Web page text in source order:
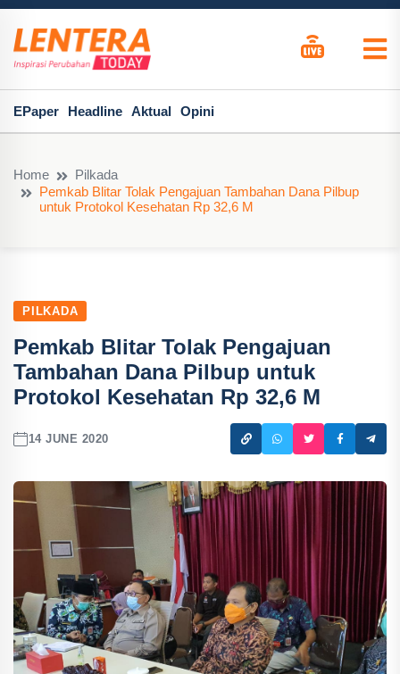
EPaper Headline Aktual Opini
Home
Pilkada
Pemkab Blitar Tolak Pengajuan Tambahan Dana Pilbup
untuk Protokol Kesehatan Rp 32,6 M
PILKADA
Pemkab Blitar Tolak Pengajuan
Tambahan Dana Pilbup untuk
Protokol Kesehatan Rp 32,6 M
14 JUNE 2020